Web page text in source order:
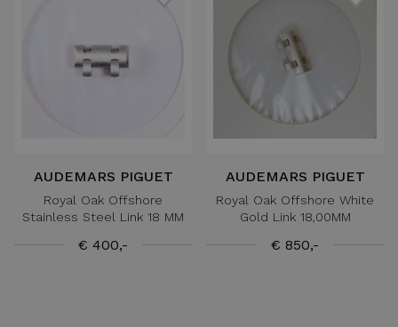
AUDEMARS PIGUET
Royal Oak Offshore
Stainless Steel Link 18 MM
€ 400,-
AUDEMARS PIGUET
Royal Oak Offshore White
Gold Link 18,00MM
€ 850,-